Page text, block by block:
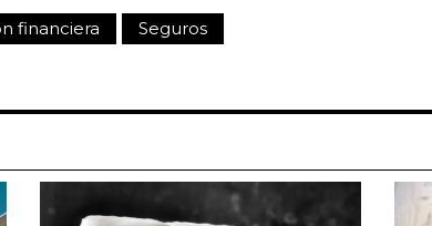
financiera Seguros